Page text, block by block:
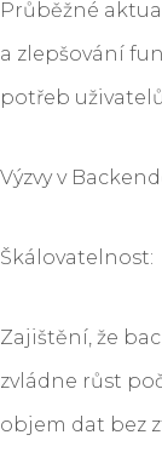
Průběžné
a zlepšování
potřeb
Výzvy v
Škálovatelnost:
Zajištění, že
zvládne růst
objem dat bez